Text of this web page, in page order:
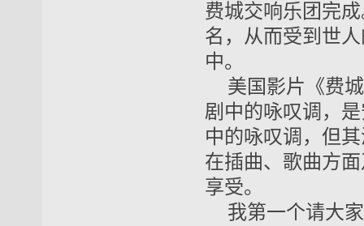
费城交响乐团完
名，从而受到世
中。
美国影片《费
剧中的咏叹调，
中的咏叹调，但
在插曲、歌曲方
享受。
我第一个请大